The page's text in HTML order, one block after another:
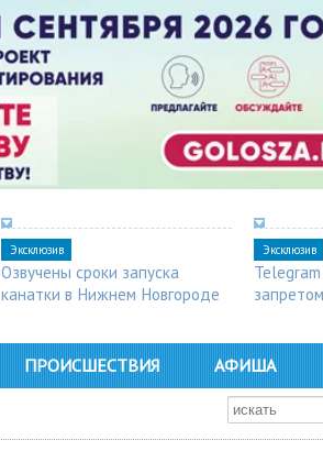
Эксклюзив
Озвучены сроки запуска
канатки в Нижнем Новгороде
Эксклюзив
ПРОИСШЕСТВИЯ АФИША